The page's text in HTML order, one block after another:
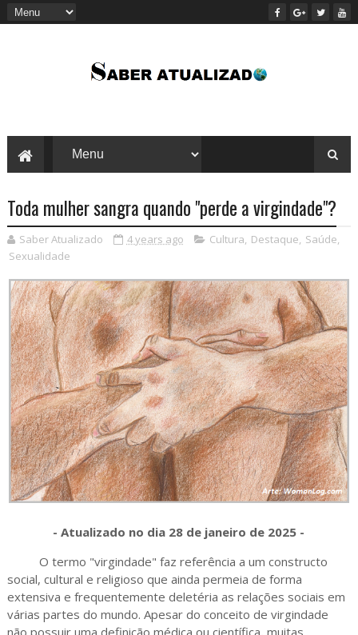
Toda mulher sangra quando "perde a virgindade"?
Saber Atualizado 4 years ago Cultura, Destaque, Saúde,
Sexualidade
- Atualizado no dia 28 de janeiro de 2025 -
O termo "virgindade" faz referência a um constructo
social, cultural e religioso que ainda permeia de forma
extensiva e frequentemente deletéria as relações sociais em
várias partes do mundo. Apesar do conceito de virgindade